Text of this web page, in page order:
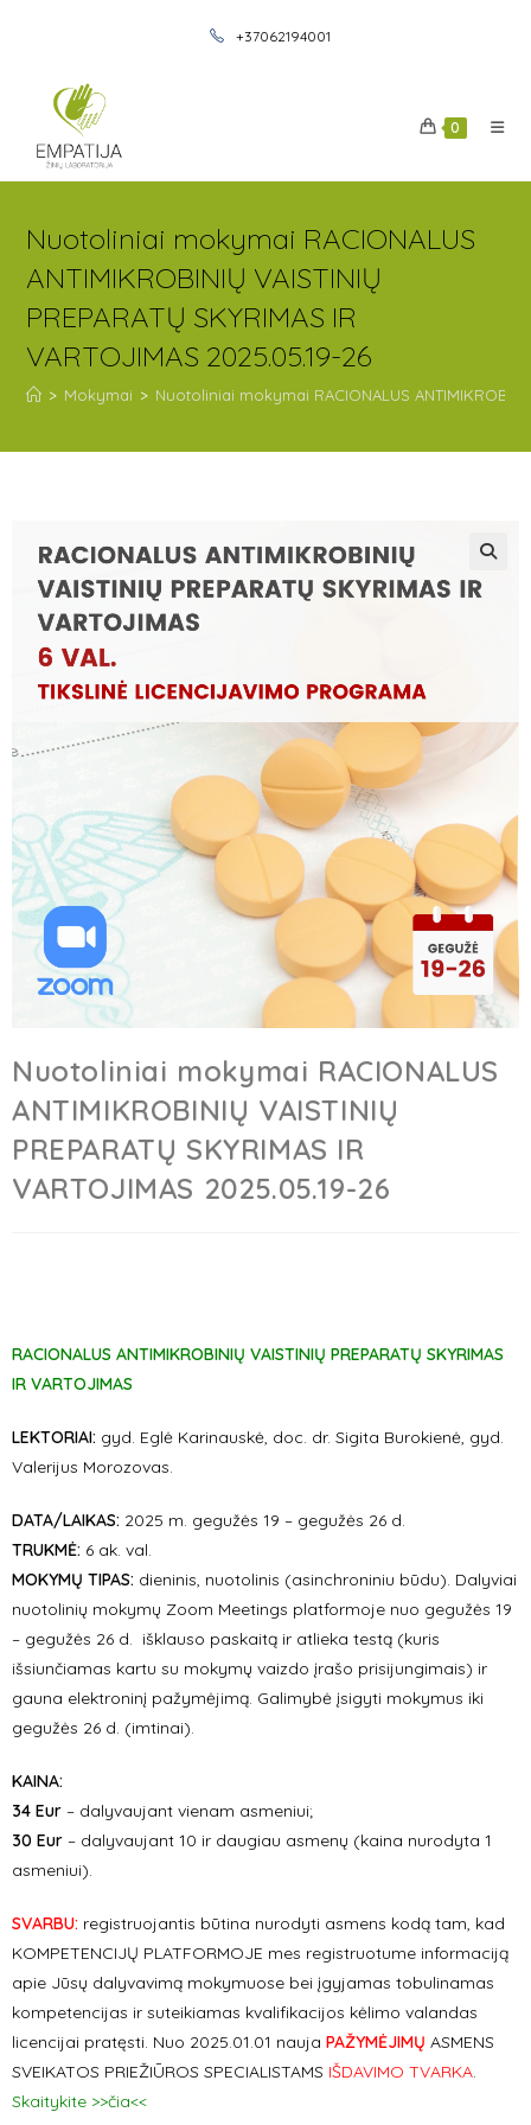
+37062194001
0
Nuotoliniai mokymai RACIONALUS
ANTIMIKROBINIŲ VAISTINIŲ
PREPARATŲ SKYRIMAS IR
VARTOJIMAS 2025.05.19-26
> Mokymai > Nuotoliniai mokymai RACIONALUS
Nuotoliniai mokymai RACIONALUS
ANTIMIKROBINIŲ VAISTINIŲ
PREPARATŲ SKYRIMAS IR
VARTOJIMAS 2025.05.19-26
RACIONALUS ANTIMIKROBINIŲ VAISTINIŲ PREPARATŲ SKYRIMAS
IR VARTOJIMAS
LEKTORIAI: gyd. Eglė Karinauskė, doc. dr. Sigita Burokienė, gyd.
Valerijus Morozovas.
DATA/LAIKAS: 2025 m. gegužės 19 – gegužės 26 d.
TRUKMĖ: 6 ak. val.
MOKYMŲ TIPAS: dieninis, nuotolinis (asinchroniniu būdu). Dalyviai
nuotolinių mokymų Zoom Meetings platformoje nuo gegužės 19
– gegužės 26 d. išklauso paskaitą ir atlieka testą (kuris
išsiunčiamas kartu su mokymų vaizdo įrašo prisijungimais) ir
gauna elektroninį pažymėjimą. Galimybė įsigyti mokymus iki
gegužės 26 d. (imtinai).
KAINA:
34 Eur – dalyvaujant vienam asmeniui;
30 Eur – dalyvaujant 10 ir daugiau asmenų (kaina nurodyta 1
asmeniui).
SVARBU: registruojantis būtina nurodyti asmens kodą tam, kad
KOMPETENCIJŲ PLATFORMOJE mes registruotume informaciją
apie Jūsų dalyvavimą mokymuose bei įgyjamas tobulinamas
kompetencijas ir suteikiamas kvalifikacijos kėlimo valandas
licencijai pratęsti. Nuo 2025.01.01 nauja PAŽYMĖJIMŲ ASMENS
SVEIKATOS PRIEŽIŪROS SPECIALISTAMS IŠDAVIMO TVARKA.
Skaitykite >>čia<<